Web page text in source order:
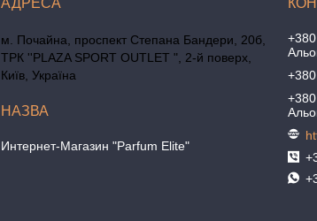
м. Почайна, проспект Степана Бандери, 20б,
ТРК ''PLAZA SPORT OUTLET ", 2-й поверх,
Київ, Україна
Интернет-Магазин "Parfum Elite"